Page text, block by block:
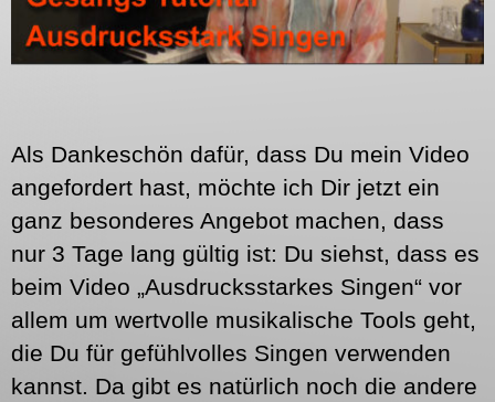
Als Dankeschön dafür, dass Du mein Video
angefordert hast, möchte ich Dir jetzt ein
ganz besonderes Angebot machen, dass
nur 3 Tage lang gültig ist: Du siehst, dass es
beim Video „Ausdrucksstarkes Singen“ vor
allem um wertvolle musikalische Tools geht,
die Du für gefühlvolles Singen verwenden
kannst. Da gibt es natürlich noch die andere